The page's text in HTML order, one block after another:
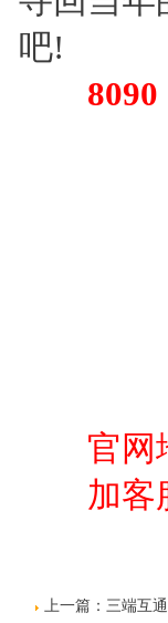
吧!
8090《
官网
加客服
上一篇： 三端互